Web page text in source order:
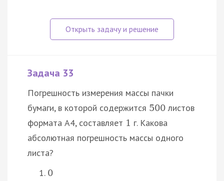
Задача 33
Погрешность измерения массы пачки
бумаги, в которой содержится 500листов
формата А4, составляет 1 г. Какова
абсолютная погрешность массы одного
листа?
0